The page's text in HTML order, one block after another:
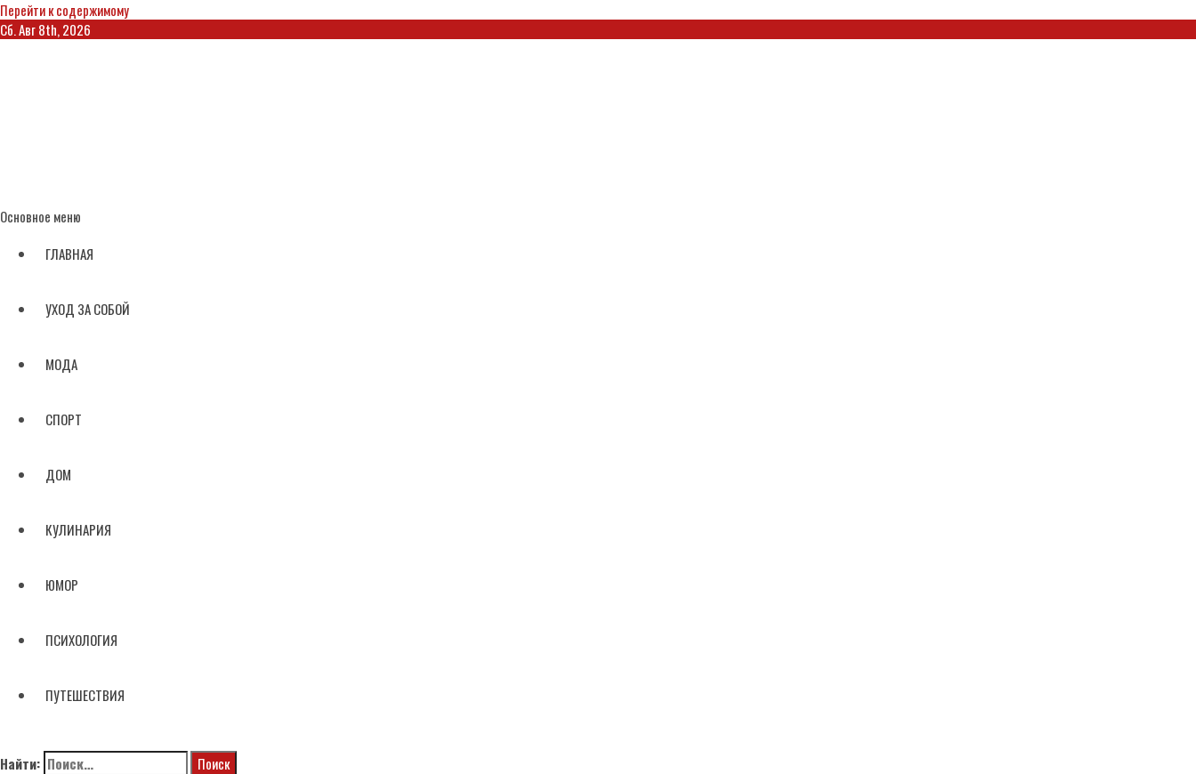
Перейти к содержимому
Сб. Авг 8th, 2026
Основное меню
ГЛАВНАЯ
УХОД ЗА СОБОЙ
МОДА
СПОРТ
ДОМ
КУЛИНАРИЯ
ЮМОР
ПСИХОЛОГИЯ
ПУТЕШЕСТВИЯ
Найти: